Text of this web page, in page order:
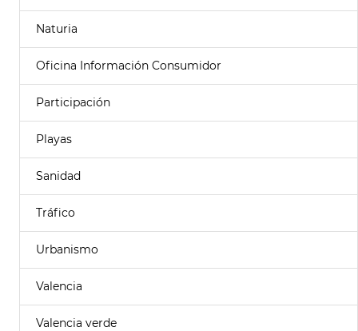
Naturia
Oficina Información Consumidor
Participación
Playas
Sanidad
Tráfico
Urbanismo
Valencia
Valencia verde